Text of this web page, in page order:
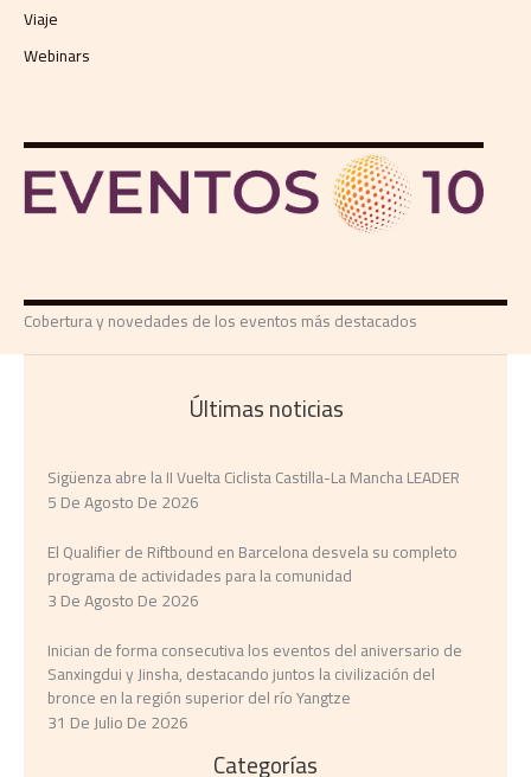
Viaje
Webinars
Cobertura y novedades de los eventos más destacados
Últimas noticias
Sigüenza abre la II Vuelta Ciclista Castilla-La Mancha LEADER
5 De Agosto De 2026
El Qualifier de Riftbound en Barcelona desvela su completo
programa de actividades para la comunidad
3 De Agosto De 2026
Inician de forma consecutiva los eventos del aniversario de
Sanxingdui y Jinsha, destacando juntos la civilización del
bronce en la región superior del río Yangtze
31 De Julio De 2026
Categorías